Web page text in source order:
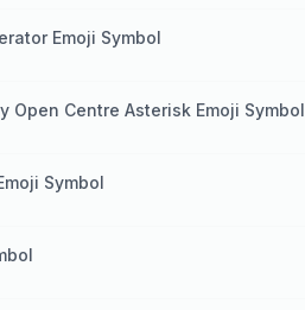
Emoji Symbol
Open Centre Asterisk Emoji Symbol
Symbol